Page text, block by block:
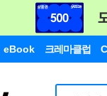
eBook 크레마클럽